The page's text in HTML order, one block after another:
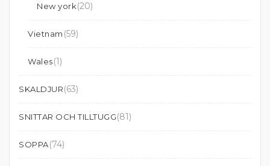
New york(20)
Vietnam (59)
Wales(1)
SKALDJUR(63)
SNITTAR OCH TILLTUGG(81)
SOPPA(74)